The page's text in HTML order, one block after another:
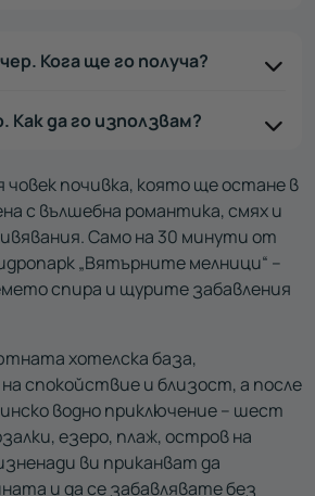
Кога ще го получа?
Как да го използвам?
човек почивка, която ще остане в
с вълшебна романтика, смях и
Само на 30 минути от
„Вятърните мелници“ –
спира и щурите забавления
хотелска база,
спокойствие и близост, а после
водно приключение – шест
езеро, плаж, остров на
ви приканват да
и да се забавлявате без